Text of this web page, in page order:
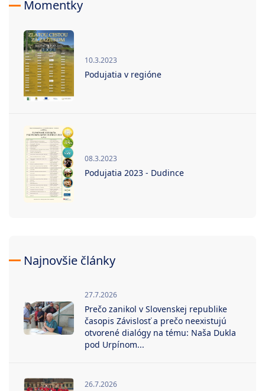
Momentky
10.3.2023
Podujatia v regióne
08.3.2023
Podujatia 2023 - Dudince
Najnovšie články
27.7.2026
Prečo zanikol v Slovenskej republike
časopis Závislosť a prečo neexistujú
otvorené dialógy na tému: Naša Dukla
pod Urpínom...
26.7.2026